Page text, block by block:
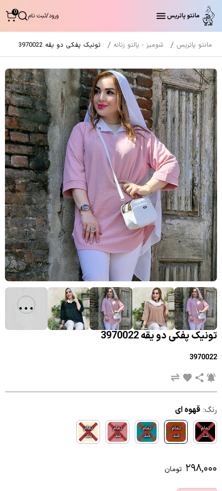
مانتو پاتریس ورود/ثبت نام 0
مانتو پاتریس شومیز - پالتو زنانه تونیک پفکی دو یقه 3970022
تونیک پفکی دو یقه 3970022
3970022
رنگ: قهوه ای
تمام
شد
تمام
شد
تمام
شد
تمام
شد
تمام
شد
۲۹۸,۰۰۰ تومان
...